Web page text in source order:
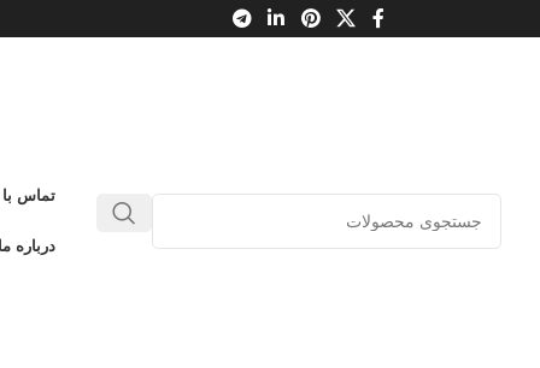
تماس با
درباره ما
خفن‌ترین سابقه‌دار